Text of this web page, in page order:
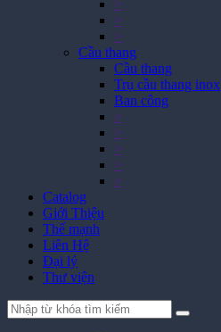
>
>
>
Cầu thang
Cầu thang
Trụ cầu thang inox
Ban công
>
>
>
>
>
Catalog
Giới Thiệu
Thế mạnh
Liên Hệ
Đại lý
Thư viện